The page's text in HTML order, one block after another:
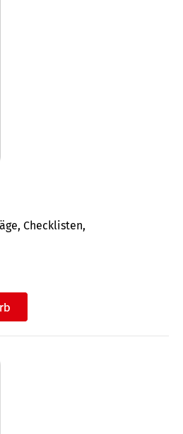
Checklisten,